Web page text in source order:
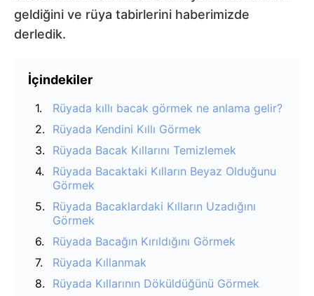
geldiğini ve rüya tabirlerini haberimizde
derledik.
İçindekiler
Rüyada kıllı bacak görmek ne anlama gelir?
Rüyada Kendini Kıllı Görmek
Rüyada Bacak Kıllarını Temizlemek
Rüyada Bacaktaki Kılların Beyaz Olduğunu
Görmek
Rüyada Bacaklardaki Kılların Uzadığını
Görmek
Rüyada Bacağın Kırıldığını Görmek
Rüyada Kıllanmak
Rüyada Kıllarının Döküldüğünü Görmek